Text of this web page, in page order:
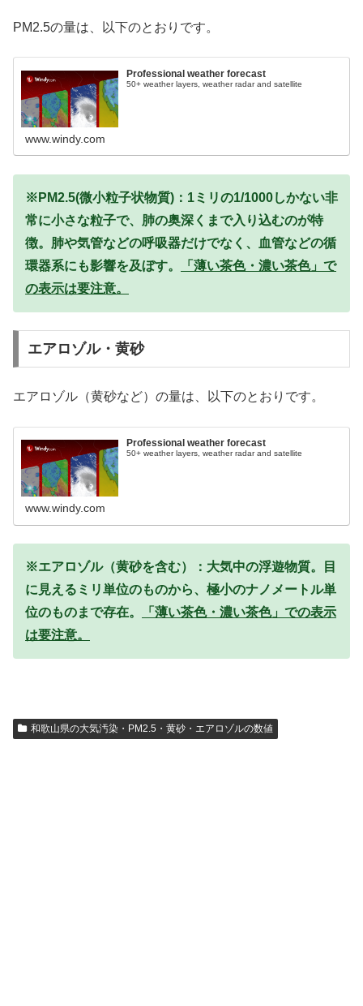
PM2.5の量は、以下のとおりです。
Professional weather forecast
50+ weather layers, weather radar and satellite
www.windy.com
※PM2.5(微小粒子状物質)：1ミリの1/1000しかない非
常に小さな粒子で、肺の奥深くまで入り込むのが特
徴。肺や気管などの呼吸器だけでなく、血管などの循
環器系にも影響を及ぼす。
「薄い茶色・濃い茶色」で
の表示は要注意。
エアロゾル・黄砂
エアロゾル（黄砂など）の量は、以下のとおりです。
Professional weather forecast
50+ weather layers, weather radar and satellite
www.windy.com
※エアロゾル（黄砂を含む）：大気中の浮遊物質。目
に見えるミリ単位のものから、極小のナノメートル単
位のものまで存在。
「薄い茶色・濃い茶色」での表示
は要注意。
和歌山県の大気汚染・PM2.5・黄砂・エアロゾルの数値